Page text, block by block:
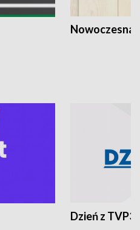
Nowoczesna
Dzień z TVP3